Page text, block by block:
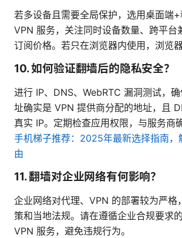
若多设备且需要全局保护，选用桌面端
VPN 服务，关注同时设备数量、跨平台
订阅价格。若只在浏览器内使用，浏览
10. 如何验证翻墙后的隐私安全？
进行 IP、DNS、WebRTC 漏洞测试，
址确实是 VPN 提供商分配的地址，且
真实 IP。定期检查应用权限，与服务商
手机梯子推荐：2025年最新选择指南，
由
11. 翻墙对企业网络有何影响？
企业网络对代理、VPN 的部署较为严格
策和当地法规。请在遵循企业合规要求
VPN 服务，避免违规行为。